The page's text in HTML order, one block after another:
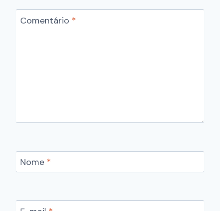
Comentário *
Nome *